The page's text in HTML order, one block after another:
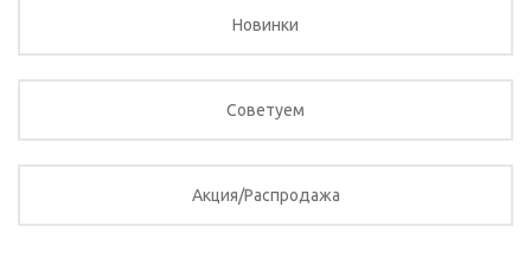
Новинки
Советуем
Акция/Распродажа